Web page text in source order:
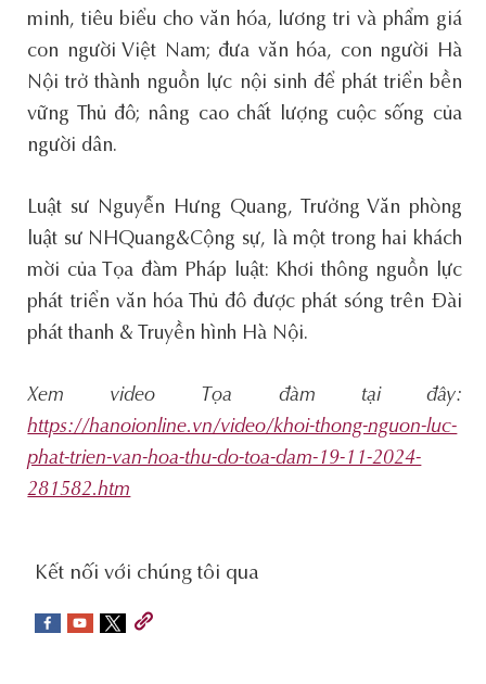
minh, tiêu biểu cho văn hóa, lương tri và phẩm giá
con người Việt Nam; đưa văn hóa, con người Hà
Nội trở thành nguồn lực nội sinh để phát triển bền
vững Thủ đô; nâng cao chất lượng cuộc sống của
người dân.
Luật sư Nguyễn Hưng Quang, Trưởng Văn phòng
luật sư NHQuang&Cộng sự, là một trong hai khách
mời của Tọa đàm Pháp luật: Khơi thông nguồn lực
phát triển văn hóa Thủ đô được phát sóng trên Đài
phát thanh & Truyền hình Hà Nội.
Xem video Tọa đàm tại đây:
https://hanoionline.vn/video/khoi-thong-nguon-luc-
phat-trien-van-hoa-thu-do-toa-dam-19-11-2024-
281582.htm
social-
sidebar
Kết nối với chúng tôi qua